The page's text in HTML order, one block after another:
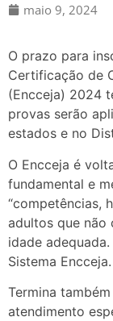
maio 9, 2024
O prazo para
Certificação de
(Encceja) 2024
provas serão
estados e no
O Encceja é
fundamental e
“competências,
adultos que não
idade
Sistema Encceja.
Termina
atendimento